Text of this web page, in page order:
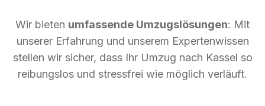
Wir bieten umfassende Umzugslösungen: Mit
unserer Erfahrung und unserem Expertenwissen
stellen wir sicher, dass Ihr Umzug nach Kassel so
reibungslos und stressfrei wie möglich verläuft.